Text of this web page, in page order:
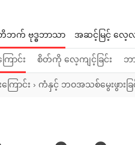
ဘက် ဗုဒ္ဓဘာသာ
ောင်း စိတ်ကို လေ့ကျင့်ခြင်း ဘ
အဆင့်မြင့် လေ့
ြောင်း › ကံနှင့် ဘဝအသစ်မွေးဖွားခြ